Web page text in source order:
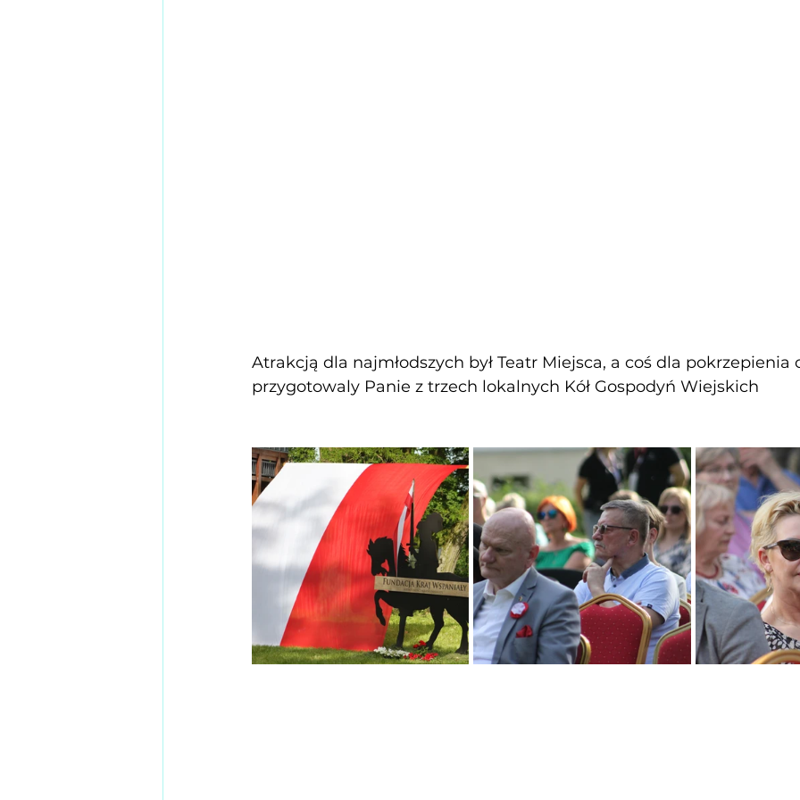
Atrakcją dla najmłodszych był Teatr Miejsca, a coś dla pokrzepienia
przygotowaly Panie z trzech lokalnych Kół Gospodyń Wiejskich